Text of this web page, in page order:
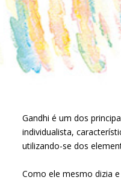
Gandhi é um dos
individualista,
utilizando-se dos
Como ele mesmo dizia